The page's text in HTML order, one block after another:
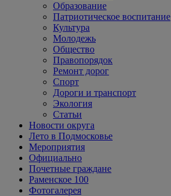
Образование
Патриотическое воспитание
Культура
Молодежь
Общество
Правопорядок
Ремонт дорог
Спорт
Дороги и транспорт
Экология
Статьи
Новости округа
Лето в Подмосковье
Мероприятия
Официально
Почетные граждане
Раменское 100
Фотогалерея